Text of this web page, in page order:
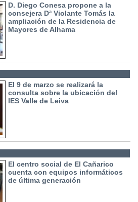
D. Diego Conesa propone a la
consejera Dª Violante Tomás la
ampliación de la Residencia de
Mayores de Alhama
El 9 de marzo se realizará la
consulta sobre la ubicación del
IES Valle de Leiva
El centro social de El Cañarico
cuenta con equipos informáticos
de última generación